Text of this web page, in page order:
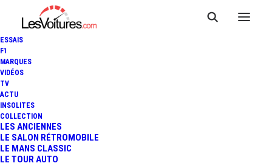
ESSAIS
F1
MARQUES
VIDÉOS
TV
ACTU
INSOLITES
COLLECTION
LES ANCIENNES
LE SALON RÉTROMOBILE
LE MANS CLASSIC
LE TOUR AUTO